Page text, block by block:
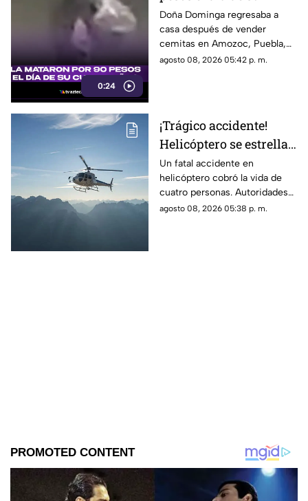
0:24
cumpleaños; Este es el
caso de Doña Dominga
Doña Dominga regresaba a
casa después de vender
cemitas en Amozoc, Puebla,
cuando presuntamente un
agosto 08, 2026 05:42 p. m.
¡Trágico accidente!
Helicóptero se estrella
en zona boscosa y
mueren cuatro
personas
Un fatal accidente en
helicóptero cobró la vida de
cuatro personas. Autoridades
confirmaron que la aeronave
agosto 08, 2026 05:38 p. m.